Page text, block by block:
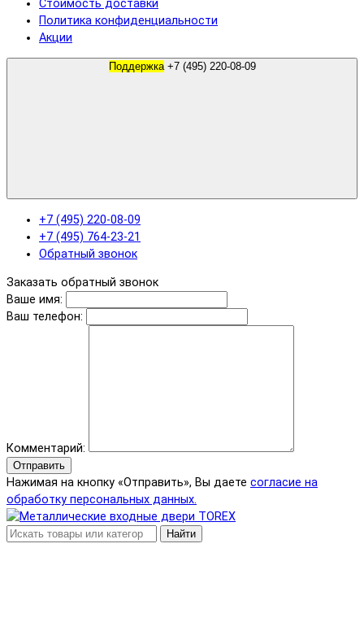
Стоимость доставки
Политика конфиденциальности
Акции
Поддержка +7 (495) 220-08-09
+7 (495) 220-08-09
+7 (495) 764-23-21
Обратный звонок
Заказать обратный звонок
Ваше имя:
Ваш телефон:
Комментарий:
Отправить
Нажимая на кнопку «Отправить», Вы даете согласие на
обработку персональных данных.
Найти